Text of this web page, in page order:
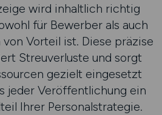
wird inhaltlich richtig
für Bewerber als auch
Vorteil ist. Diese präzise
Streuverluste und sorgt
gezielt eingesetzt
jeder Veröffentlichung ein
Ihrer Personalstrategie.